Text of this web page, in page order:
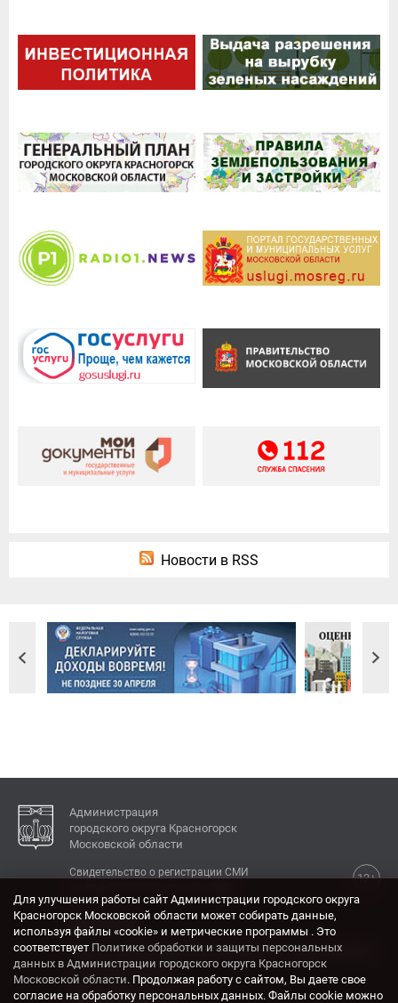
Новости в RSS
Администрация
городского округа Красногорск
Московской области
12+
Свидетельство о регистрации СМИ
КОНТАКТЫ
Адрес: 143404, Московская область, г. Красногорск,
ул. Ленина, дом 4.
Электронная почта:
Для улучшения работы сайт Администрации городского округа
Красногорск Московской области может собирать данные,
используя файлы «cookie» и метрические программы . Это
соответствует Политике обработки и защиты персональных
данных в Администрации городского округа Красногорск
Московской области. Продолжая работу с сайтом, Вы даете свое
согласие на обработку персональных данных. Файлы cookie можно